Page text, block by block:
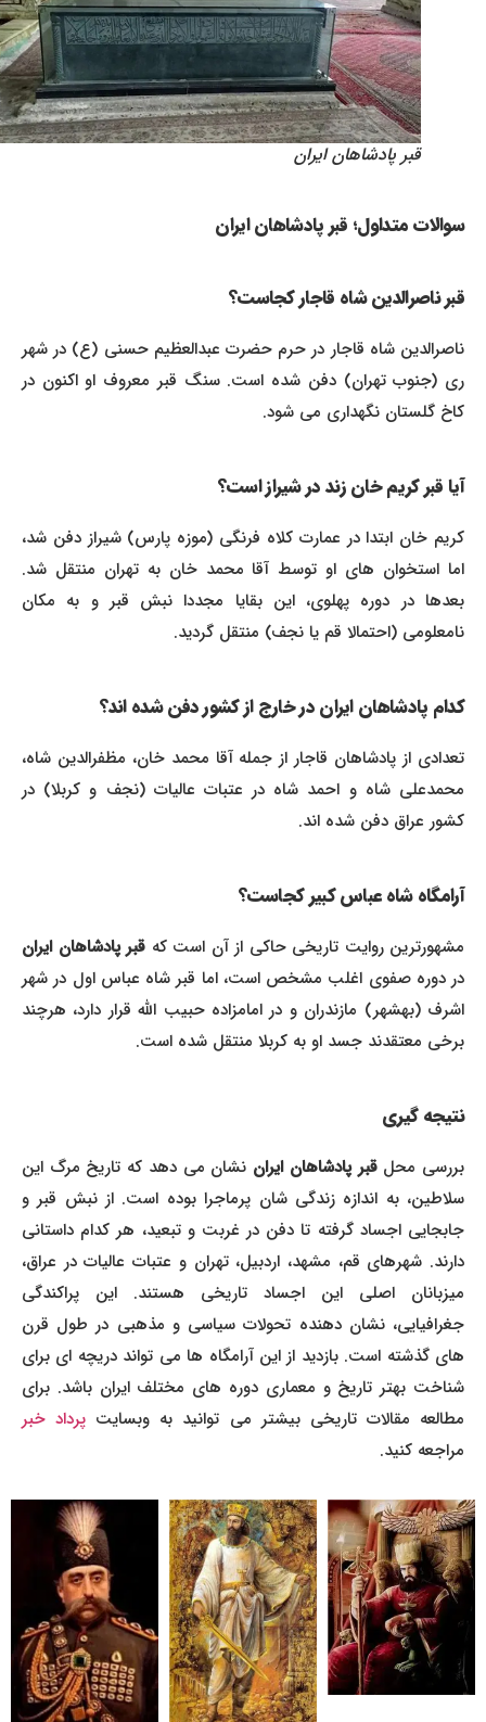
قبر پادشاهان ایران
سوالات متداول؛ قبر پادشاهان ایران
قبر ناصرالدین شاه قاجار کجاست؟
ناصرالدین شاه قاجار در حرم حضرت عبدالعظیم حسنی (ع) در شهر
ری (جنوب تهران) دفن شده است. سنگ قبر معروف او اکنون در
کاخ گلستان نگهداری می شود.
آیا قبر کریم خان زند در شیراز است؟
کریم خان ابتدا در عمارت کلاه فرنگی (موزه پارس) شیراز دفن شد،
اما استخوان های او توسط آقا محمد خان به تهران منتقل شد.
بعدها در دوره پهلوی، این بقایا مجددا نبش قبر و به مکان
نامعلومی (احتمالا قم یا نجف) منتقل گردید.
کدام پادشاهان ایران در خارج از کشور دفن شده اند؟
تعدادی از پادشاهان قاجار از جمله آقا محمد خان، مظفرالدین شاه،
محمدعلی شاه و احمد شاه در عتبات عالیات (نجف و کربلا) در
کشور عراق دفن شده اند.
آرامگاه شاه عباس کبیر کجاست؟
مشهورترین روایت تاریخی حاکی از آن است که قبر پادشاهان ایران
در دوره صفوی اغلب مشخص است، اما قبر شاه عباس اول در شهر
اشرف (بهشهر) مازندران و در امامزاده حبیب الله قرار دارد، هرچند
برخی معتقدند جسد او به کربلا منتقل شده است.
نتیجه گیری
بررسی محلقبر پادشاهان ایراننشان می دهد که تاریخ مرگ این
سلاطین، به اندازه زندگی شان پرماجرا بوده است. از نبش قبر و
جابجایی اجساد گرفته تا دفن در غربت و تبعید، هر کدام داستانی
دارند. شهرهای قم، مشهد، اردبیل، تهران و عتبات عالیات در عراق،
میزبانان اصلی این اجساد تاریخی هستند. این پراکندگی
جغرافیایی، نشان دهنده تحولات سیاسی و مذهبی در طول قرن
های گذشته است. بازدید از این آرامگاه ها می تواند دریچه ای برای
شناخت بهتر تاریخ و معماری دوره های مختلف ایران باشد. برای
مطالعه مقالات تاریخی بیشتر می توانید به وبسایتپرداد خبر
مراجعه کنید.